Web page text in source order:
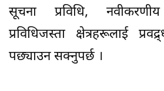
सूचना प्रविधि,
प्रविधिजस्ता क्षेत्रहरूलाई
पछ्याउन सक्नुपर्छ ।